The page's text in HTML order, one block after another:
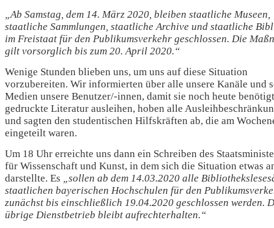
„Ab Samstag, dem 14. März 2020, bleiben staatliche Museen,
staatliche Sammlungen, staatliche Archive und staatliche
im Freistaat für den Publikumsverkehr geschlossen. Die
gilt vorsorglich bis zum 20. April 2020.“
Wenige Stunden blieben uns, um uns auf diese Situation
vorzubereiten. Wir informierten über alle unsere Kanäle und
Medien unsere Benutzer/-innen, damit sie noch heute
gedruckte Literatur ausleihen, hoben alle
und sagten den studentischen Hilfskräften ab, die am
eingeteilt waren.
Um 18 Uhr erreichte uns dann ein Schreiben des
für Wissenschaft und Kunst, in dem sich die Situation etwas
darstellte. Es
„sollen ab dem 14.03.2020 alle
staatlichen bayerischen Hochschulen für den
zunächst bis einschließlich 19.04.2020 geschlossen werden.
übrige Dienstbetrieb bleibt aufrechterhalten.“